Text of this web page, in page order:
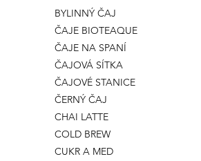
BYLINNÝ ČAJ
ČAJE BIOTEAQUE
ČAJE NA SPANÍ
ČAJOVÁ SÍTKA
ČAJOVÉ STANICE
ČERNÝ ČAJ
CHAI LATTE
COLD BREW
CUKR A MED